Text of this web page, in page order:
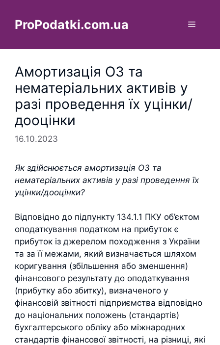
вмістуProPodatki.com.ua Меню
Амортизація ОЗ та
нематеріальних активів у
разі проведення їх уцінки/
дооцінки
16.10.2023
Як здійснюється амортизація ОЗ та
нематеріальних активів у разі проведення їх
уцінки/дооцінки?
Відповідно до підпункту 134.1.1 ПКУ об’єктом
оподаткування податком на прибуток є
прибуток із джерелом походження з України
та за її межами, який визначається шляхом
коригування (збільшення або зменшення)
фінансового результату до оподаткування
(прибутку або збитку), визначеного у
фінансовій звітності підприємства відповідно
до національних положень (стандартів)
бухгалтерського обліку або міжнародних
стандартів фінансової звітності, на різниці, які